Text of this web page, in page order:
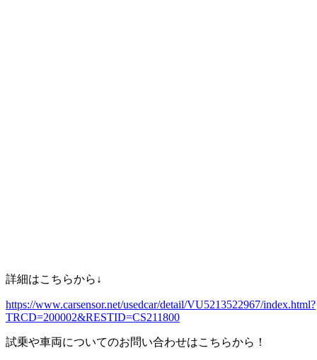
詳細はこちらから↓
https://www.carsensor.net/usedcar/detail/VU5213522967/index.html?
TRCD=200002&RESTID=CS211800
試乗や車両についてのお問い合わせはこちらから！